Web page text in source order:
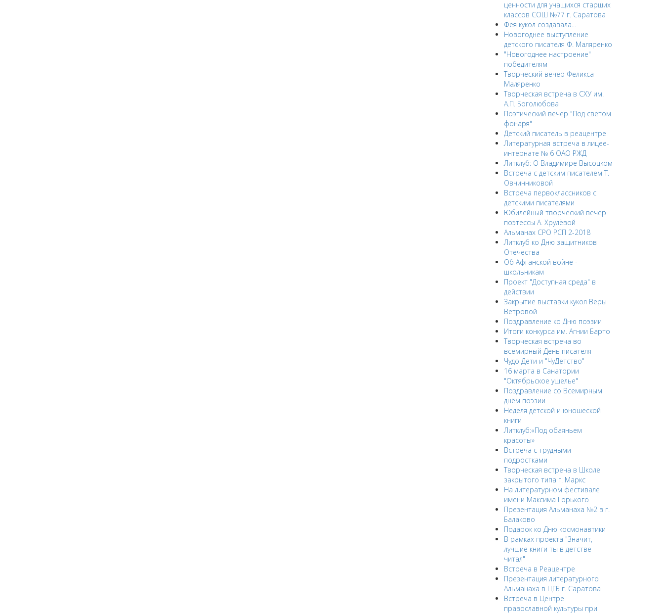
ценности для учащихся старших
классов СОШ №77 г. Саратова
Фея кукол создавала...
Новогоднее выступление
детского писателя Ф. Маляренко
"Новогоднее настроение"
победителям
Творческий вечер Феликса
Маляренко
Творческая встреча в СХУ им.
А.П. Боголюбова
Поэтический вечер "Под светом
фонаря"
Детский писатель в реацентре
Литературная встреча в лицее-
интернате № 6 ОАО РЖД
Литклуб: О Владимире Высоцком
Встреча с детским писателем Т.
Овчинниковой
Встреча первоклассников с
детскими писателями
Юбилейный творческий вечер
поэтессы А. Хрулёвой
Альманах СРО РСП 2-2018
Литклуб ко Дню защитников
Отечества
Об Афганской войне -
школьникам
Проект "Доступная среда" в
действии
Закрытие выставки кукол Веры
Ветровой
Поздравление ко Дню поэзии
Итоги конкурса им. Агнии Барто
Творческая встреча во
всемирный День писателя
Чудо Дети и "ЧуДетство"
16 марта в Санатории
"Октябрьское ущелье"
Поздравление со Всемирным
днём поэзии
Неделя детской и юношеской
книги
Литклуб:«Под обаяньем
красоты»
Встреча с трудными
подростками
Творческая встреча в Школе
закрытого типа г. Маркс
На литературном фестивале
имени Максима Горького
Презентация Альманаха №2 в г.
Балаково
Подарок ко Дню космонавтики
В рамках проекта "Значит,
лучшие книги ты в детстве
читал"
Встреча в Реацентре
Презентация литературного
Альманаха в ЦГБ г. Саратова
Встреча в Центре
православной культуры при